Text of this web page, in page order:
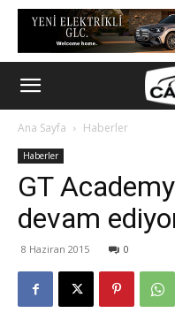
Ana Sayfa Haberler
Haberler
GT
devam
8 Haziran 2015 0